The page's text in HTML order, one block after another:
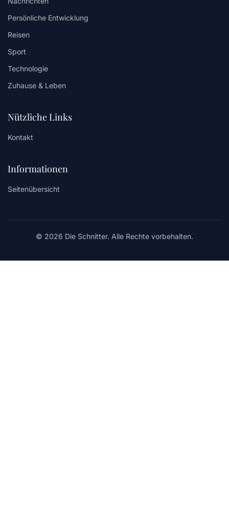
Persönliche Entwicklung
Reisen
Sport
Technologie
Zuhause & Leben
Nützliche Links
Kontakt
Informationen
Seitenübersicht
© 2026 Die Schnitter. Alle Rechte vorbehalten.